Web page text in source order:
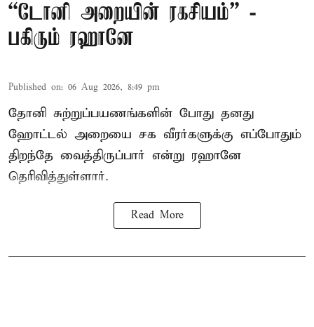
“டோனி அறையின் ரகசியம்” -
பகிரும் ரஹானே
Published on: 06 Aug 2026, 8:49 pm
தோனி சுற்றுப்பயணங்களின் போது தனது
ஹோட்டல் அறையை சக வீரர்களுக்கு எப்போதும்
திறந்தே வைத்திருப்பார் என்று ரஹானே
தெரிவித்துள்ளார்.
Read More